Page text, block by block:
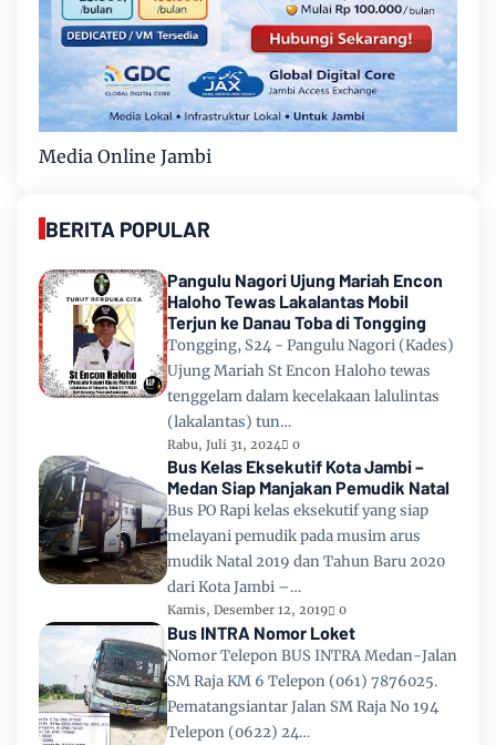
Media Online Jambi
BERITA POPULAR
Pangulu Nagori Ujung Mariah Encon
Haloho Tewas Lakalantas Mobil
Terjun ke Danau Toba di Tongging
Tongging, S24 - Pangulu Nagori (Kades)
Ujung Mariah St Encon Haloho tewas
tenggelam dalam kecelakaan lalulintas
(lakalantas) tun…
Rabu, Juli 31, 2024 0
Bus Kelas Eksekutif Kota Jambi –
Medan Siap Manjakan Pemudik Natal
Bus PO Rapi kelas eksekutif yang siap
melayani pemudik pada musim arus
mudik Natal 2019 dan Tahun Baru 2020
dari Kota Jambi –…
Kamis, Desember 12, 2019 0
Bus INTRA Nomor Loket
Nomor Telepon BUS INTRA Medan-Jalan
SM Raja KM 6 Telepon (061) 7876025.
Pematangsiantar Jalan SM Raja No 194
Telepon (0622) 24…